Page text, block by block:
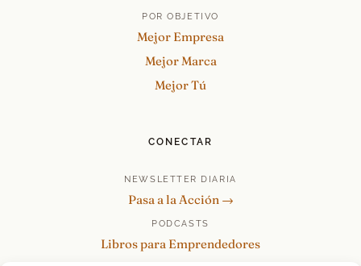
POR OBJETIVO
Mejor Empresa
Mejor Marca
Mejor Tú
CONECTAR
NEWSLETTER DIARIA
Pasa a la Acción →
PODCASTS
Libros para Emprendedores